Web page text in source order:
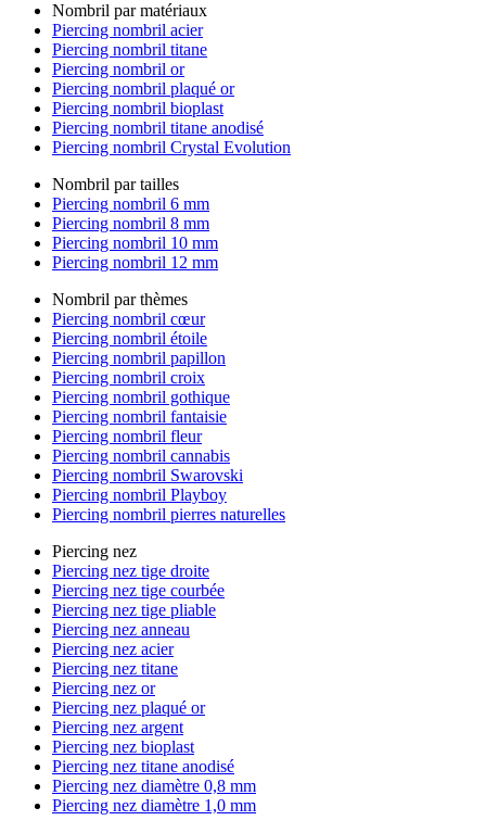
Nombril par matériaux
Piercing nombril acier
Piercing nombril titane
Piercing nombril or
Piercing nombril plaqué or
Piercing nombril bioplast
Piercing nombril titane anodisé
Piercing nombril Crystal Evolution
Nombril par tailles
Piercing nombril 6 mm
Piercing nombril 8 mm
Piercing nombril 10 mm
Piercing nombril 12 mm
Nombril par thèmes
Piercing nombril cœur
Piercing nombril étoile
Piercing nombril papillon
Piercing nombril croix
Piercing nombril gothique
Piercing nombril fantaisie
Piercing nombril fleur
Piercing nombril cannabis
Piercing nombril Swarovski
Piercing nombril Playboy
Piercing nombril pierres naturelles
Piercing nez
Piercing nez tige droite
Piercing nez tige courbée
Piercing nez tige pliable
Piercing nez anneau
Piercing nez acier
Piercing nez titane
Piercing nez or
Piercing nez plaqué or
Piercing nez argent
Piercing nez bioplast
Piercing nez titane anodisé
Piercing nez diamètre 0,8 mm
Piercing nez diamètre 1,0 mm